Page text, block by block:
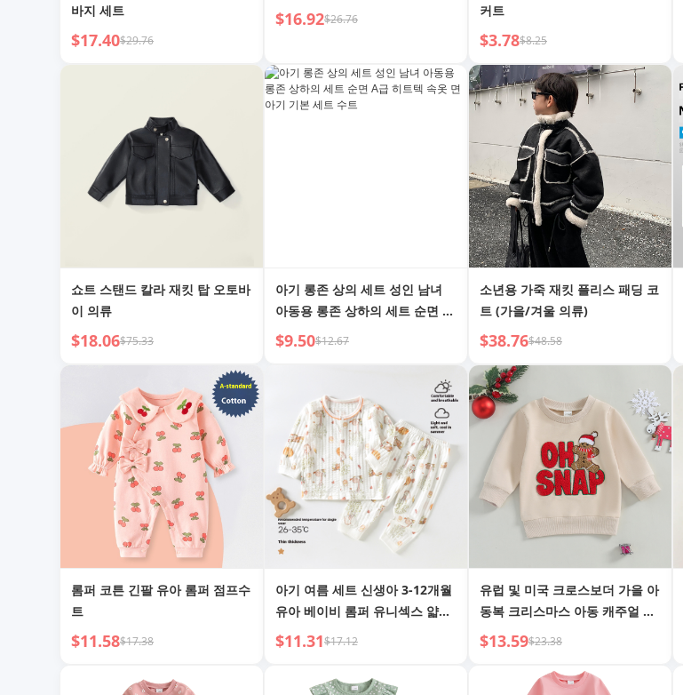
바지 세트
$17.40$29.76
$16.92$26.76
커트
$3.78$8.25
쇼트 스탠드 칼라 재킷 탑 오토바
이 의류
$18.06$75.33
아기 롱존 상의 세트 성인 남녀
아동용 롱존 상하의 세트 순면 A
급 히트텍 속옷 면 아기 기본 세
트 수트
$9.50$12.67
소년용 가죽 재킷 플리스 패딩 코
트 (가을/겨울 의류)
$38.76$48.58
롬퍼 코튼 긴팔 유아 롬퍼 점프수
트
$11.58$17.38
아기 여름 세트 신생아 3-12개월
유아 베이비 롬퍼 유니섹스 얇은
반팔 귀여운 잠옷
$11.31$17.12
유럽 및 미국 크로스보더 가을 아
동복 크리스마스 아동 캐주얼 레
터 타월 자수 긴팔 라운드넥 스웨
트셔츠 루즈핏 풀오버
$13.59$23.38